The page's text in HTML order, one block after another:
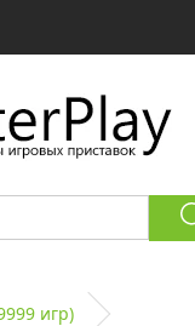
игр)